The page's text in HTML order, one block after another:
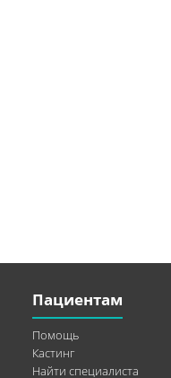
Пациентам
Помощь
Кастинг
Найти специалиста